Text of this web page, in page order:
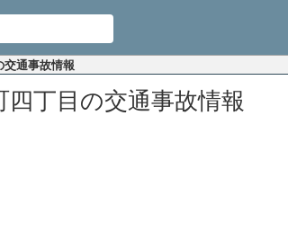
交通事故情報
丁目の交通事故情報